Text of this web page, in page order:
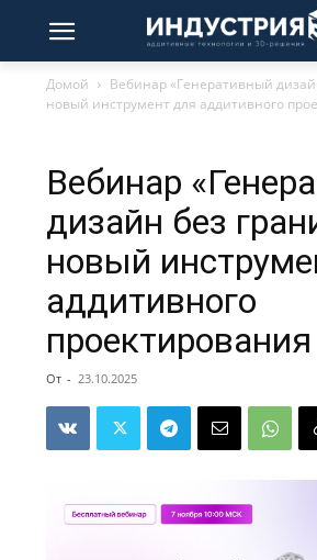
Домой
Вебинар «Генеративный
новый инструмент для аддитивного
Вебинар
дизайн без
новый
аддитивного
проектирования
От - 23.10.2025